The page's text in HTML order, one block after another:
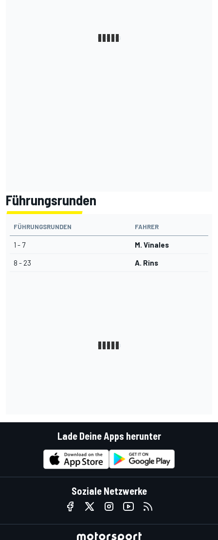
Führungsrunden
FÜHRUNGSRUNDEN FAHRER
1 - 7 M. Vinales
8 - 23 A. Rins
Lade Deine Apps herunter
Soziale Netzwerke